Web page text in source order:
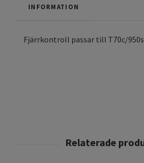
INFORMATION
Fjärrkontroll passar till T70c/950s